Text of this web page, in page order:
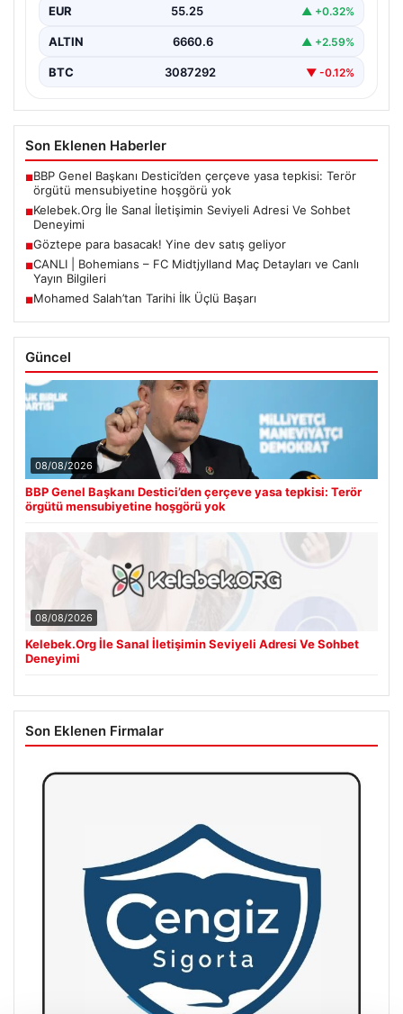
EUR 55.25 ▲ +0.32%
ALTIN 6660.6 ▲ +2.59%
BTC 3087292 ▼ -0.12%
Son Eklenen Haberler
■BBP Genel Başkanı Destici’den çerçeve yasa tepkisi: Terör
örgütü mensubiyetine hoşgörü yok
■Kelebek.Org İle Sanal İletişimin Seviyeli Adresi Ve Sohbet
Deneyimi
■Göztepe para basacak! Yine dev satış geliyor
■CANLI | Bohemians – FC Midtjylland Maç Detayları ve Canlı
Yayın Bilgileri
■Mohamed Salah’tan Tarihi İlk Üçlü Başarı
Güncel
08/08/2026
BBP Genel Başkanı Destici’den çerçeve yasa tepkisi: Terör
örgütü mensubiyetine hoşgörü yok
08/08/2026
Kelebek.Org İle Sanal İletişimin Seviyeli Adresi Ve Sohbet
Deneyimi
Son Eklenen Firmalar